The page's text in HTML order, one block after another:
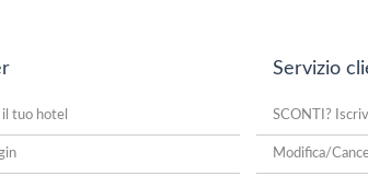
tuo hotel
Servizio
SCONTI?
Modifica/